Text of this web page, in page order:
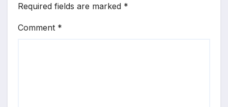
Required fields are marked *
Comment *